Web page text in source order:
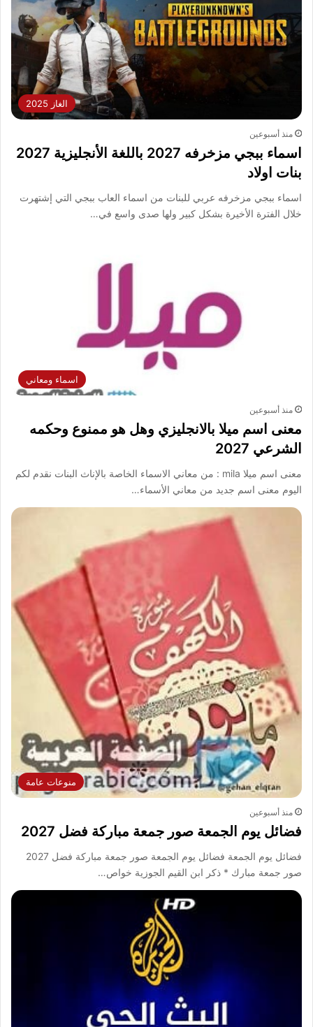
الغاز 2025
منذ أسبوعين
اسماء ببجي مزخرفه 2027 باللغة الأنجليزية 2027
بنات اولاد
اسماء ببجي مزخرفه عربي للبنات من اسماء العاب ببجي التي إشتهرت
خلال الفترة الأخيرة بشكل كبير ولها صدى واسع في…
اسماء ومعاني
منذ أسبوعين
معنى اسم ميلا بالانجليزي وهل هو ممنوع وحكمه
الشرعي 2027
معنى اسم ميلا mila : من معاني الاسماء الخاصة بالإناث البنات نقدم لكم
اليوم معنى اسم جديد من معاني الأسماء…
منوعات عامة
منذ أسبوعين
فضائل يوم الجمعة صور جمعة مباركة فضل 2027
فضائل يوم الجمعة فضائل يوم الجمعة صور جمعة مباركة فضل 2027
صور جمعة مبارك * ذكر ابن القيم الجوزية خواص…